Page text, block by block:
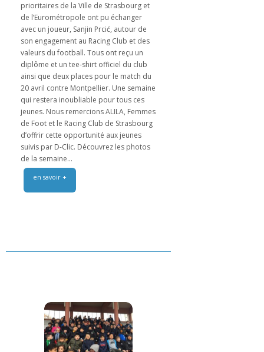
prioritaires de la Ville de Strasbourg et
de l’Eurométropole ont pu échanger
avec un joueur, Sanjin Prcić, autour de
son engagement au Racing Club et des
valeurs du football. Tous ont reçu un
diplôme et un tee-shirt officiel du club
ainsi que deux places pour le match du
20 avril contre Montpellier. Une semaine
qui restera inoubliable pour tous ces
jeunes. Nous remercions ALILA, Femmes
de Foot et le Racing Club de Strasbourg
d’offrir cette opportunité aux jeunes
suivis par D-Clic. Découvrez les photos
de la semaine...
en savoir +